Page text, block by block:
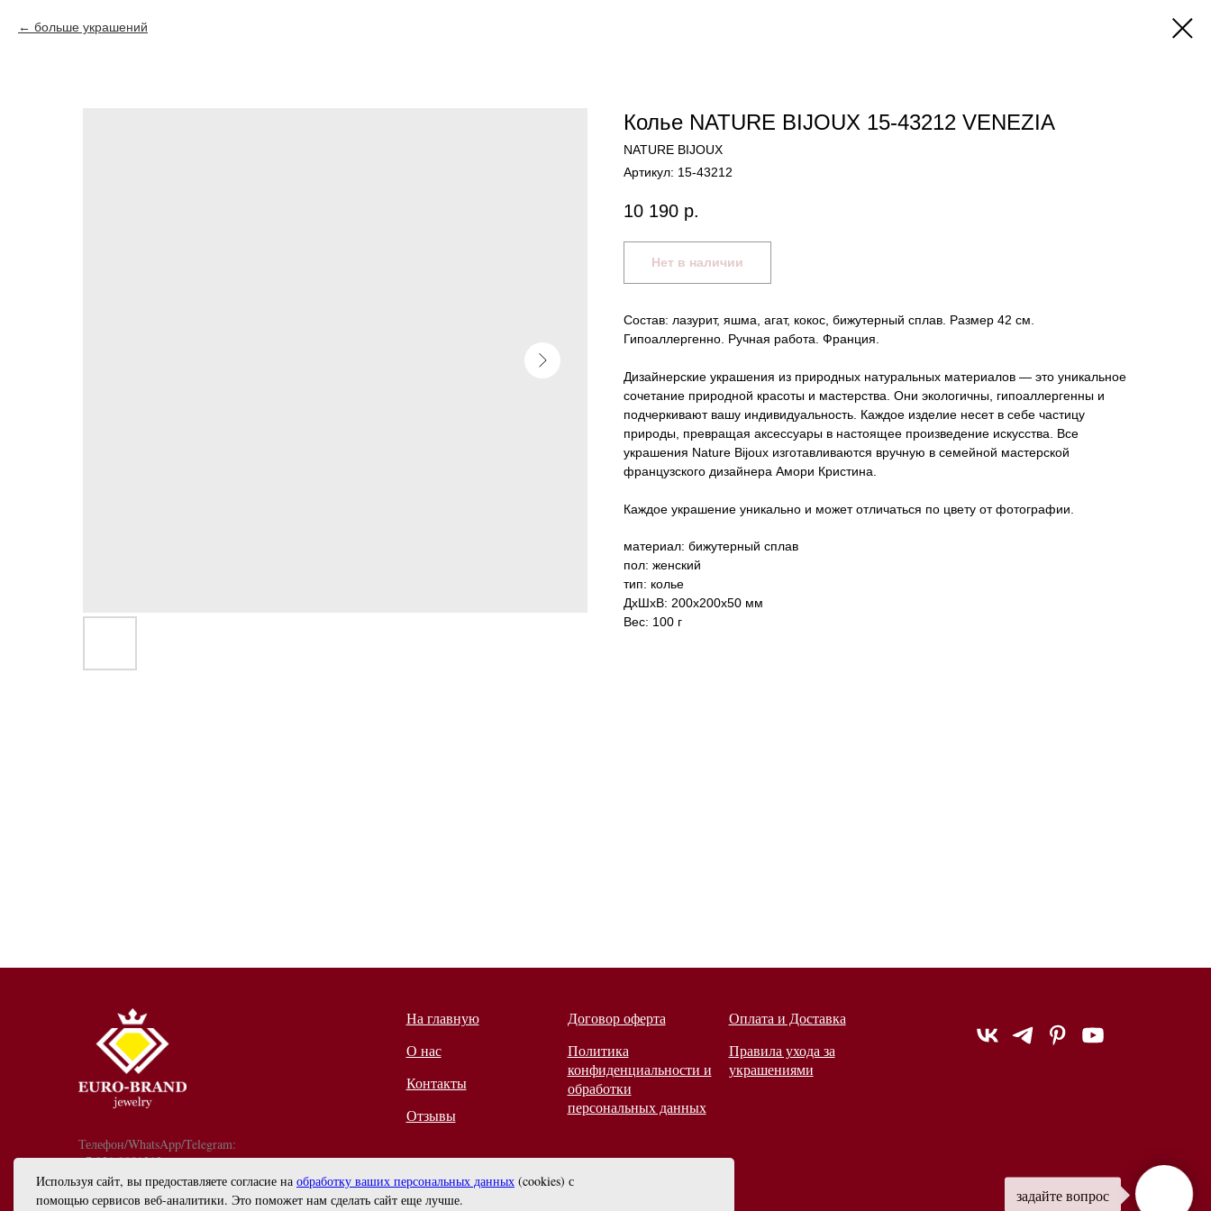
больше украшений
Колье NATURE BIJOUX 15-43212 VENEZIA
NATURE BIJOUX
Артикул: 15-43212
10 190 р.
Нет в наличии
Состав: лазурит, яшма, агат, кокос, бижутерный сплав. Размер 42 см.
Гипоаллергенно. Ручная работа. Франция.
Дизайнерские украшения из природных натуральных материалов — это уникальное
сочетание природной красоты и мастерства. Они экологичны, гипоаллергенны и
подчеркивают вашу индивидуальность. Каждое изделие несет в себе частицу
природы, превращая аксессуары в настоящее произведение искусства. Все
украшения Nature Bijoux изготавливаются вручную в семейной мастерской
французского дизайнера Амори Кристина.
Каждое украшение уникально и может отличаться по цвету от фотографии.
материал: бижутерный сплав
пол: женский
тип: колье
ДxШxВ: 200x200x50 мм
Вес: 100 г
задайте вопрос
Используя сайт, вы предоставляете согласие на обработку ваших персональных данных (cookies) с
помощью сервисов веб-аналитики. Это поможет нам сделать сайт еще лучше.
Телефон/WhatsApp/Telegram:
+7 921 9081213
График работы: с 10:00 до 18:00
info@euro-brand.ru
На главную
О нас
Контакты
Отзывы
Договор оферта
Политика
конфиденциальности и
обработки
персональных данных
Оплата и Доставка
Правила ухода за
украшениями